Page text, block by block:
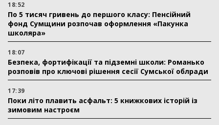
18:52
По 5 тисяч гривень до першого класу: Пенсійний
фонд Сумщини розпочав оформлення «Пакунка
школяра»
18:07
Безпека, фортифікації та підземні школи: Романько
розповів про ключові рішення сесії Сумської облради
17:39
Поки літо плавить асфальт: 5 книжкових історій із
зимовим настроєм